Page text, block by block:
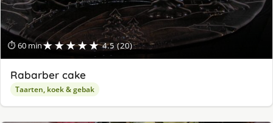
⏱ 60 min★★★★★ 4.5 (20)
Rabarber cake
Taarten, koek & gebak